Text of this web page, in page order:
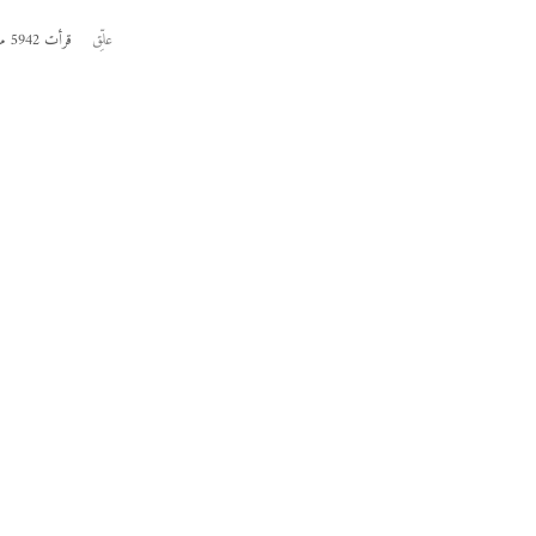
علِّق قرأت 5942 مرة